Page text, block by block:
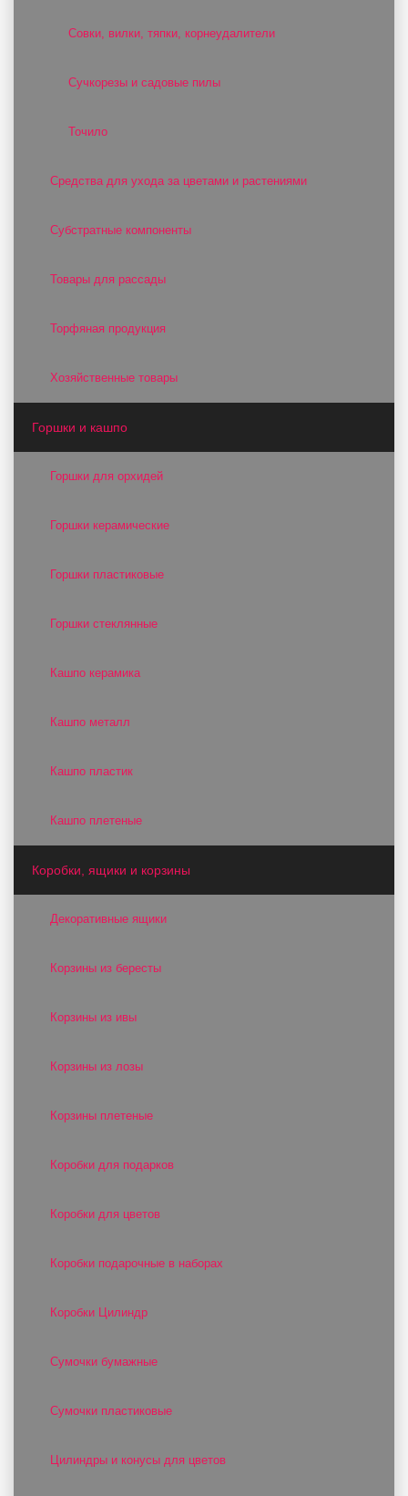
Совки, вилки, тяпки, корнеудалители
Сучкорезы и садовые пилы
Точило
Средства для ухода за цветами и растениями
Субстратные компоненты
Товары для рассады
Торфяная продукция
Хозяйственные товары
Горшки и кашпо
Горшки для орхидей
Горшки керамические
Горшки пластиковые
Горшки стеклянные
Кашпо керамика
Кашпо металл
Кашпо пластик
Кашпо плетеные
Коробки, ящики и корзины
Декоративные ящики
Корзины из бересты
Корзины из ивы
Корзины из лозы
Корзины плетеные
Коробки для подарков
Коробки для цветов
Коробки подарочные в наборах
Коробки Цилиндр
Сумочки бумажные
Сумочки пластиковые
Цилиндры и конусы для цветов